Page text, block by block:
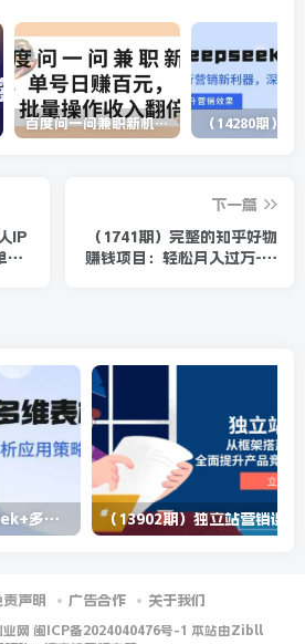
百度问一问兼职新机遇，单号日赚百元，批量操作收入翻倍
IP
，
下一篇
（1741期）完整的知乎好物
赚钱项目：轻松月入过万-可
（14280期）Deepseek+多维表格，银行营销新利器，深度解析应用策略，提升营销效果
责声明 广告合作 关于我们
业网 闽ICP备2024040476号-1 本站由Zibll